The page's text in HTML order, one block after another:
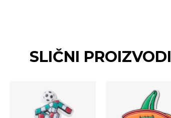
SLIČNI PROIZVODI